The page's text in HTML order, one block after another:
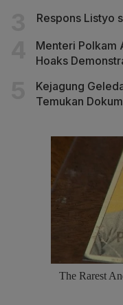
Respons Listyo
Menteri Polkam
Hoaks
Kejagung
Temukan